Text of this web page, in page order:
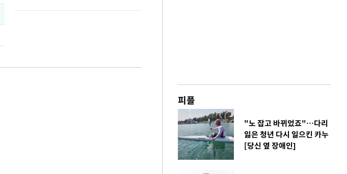
피플
"노 잡고 바뀌었죠"…다리
잃은 청년 다시 일으킨 카누
[당신 옆 장애인]